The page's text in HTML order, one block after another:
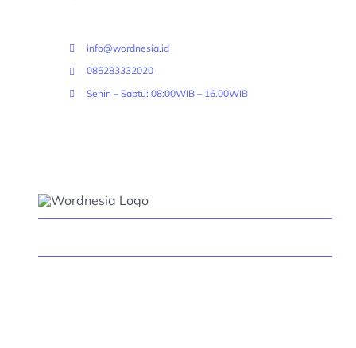
info@wordnesia.id
085283332020
Senin – Sabtu: 08:00WIB – 16.00WIB